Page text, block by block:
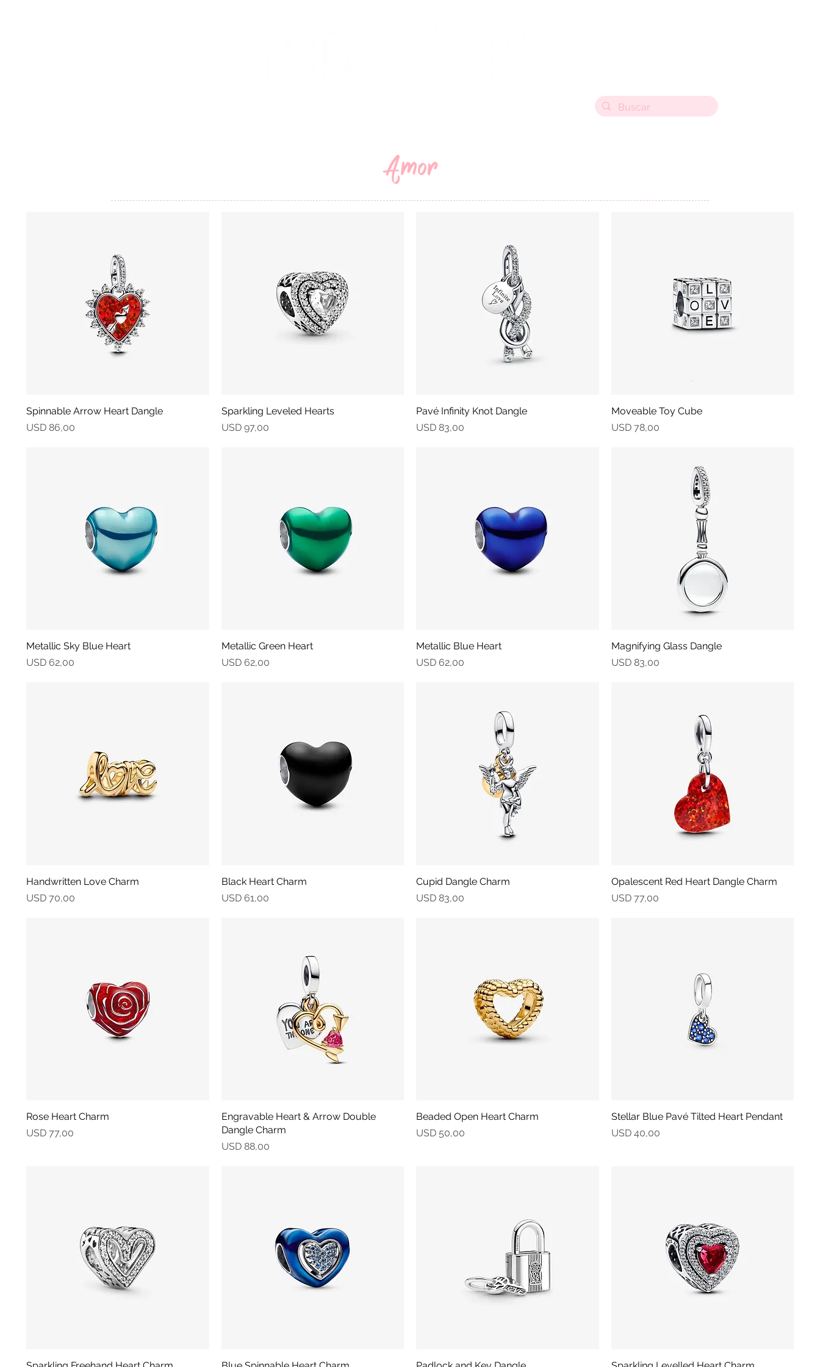
Amor
Vista rápida
Spinnable Arrow Heart Dangle
Precio
USD 86,00
Vista rápida
Sparkling Leveled Hearts
Precio
USD 97,00
Vista rápida
Pavé Infinity Knot Dangle
Precio
USD 83,00
Vista rápida
Moveable Toy Cube
Precio
USD 78,00
Vista rápida
Metallic Sky Blue Heart
Precio
USD 62,00
Vista rápida
Metallic Green Heart
Precio
USD 62,00
Vista rápida
Metallic Blue Heart
Precio
USD 62,00
Vista rápida
Magnifying Glass Dangle
Precio
USD 83,00
Vista rápida
Handwritten Love Charm
Precio
USD 70,00
Vista rápida
Black Heart Charm
Precio
USD 61,00
Vista rápida
Cupid Dangle Charm
Precio
USD 83,00
Vista rápida
Opalescent Red Heart Dangle Charm
Precio
USD 77,00
Vista rápida
Rose Heart Charm
Precio
USD 77,00
Vista rápida
Engravable Heart & Arrow Double
Dangle Charm
Precio
USD 88,00
Vista rápida
Beaded Open Heart Charm
Precio
USD 50,00
Vista rápida
Stellar Blue Pavé Tilted Heart Pendant
Precio
USD 40,00
Vista rápida Vista rápida Vista rápida Vista rápida